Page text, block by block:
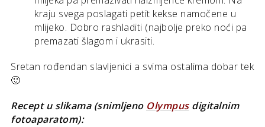
kraju svega poslagati petit kekse namočene u
mlijeko. Dobro rashladiti (najbolje preko noći pa
premazati šlagom i ukrasiti.
Sretan rođendan slavljenici a svima ostalima dobar tek
🙂
Recept u slikama (snimljeno Olympusdigitalnim
fotoaparatom):